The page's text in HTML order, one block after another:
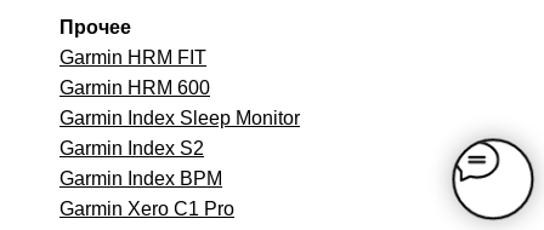
Прочее
Garmin HRM FIT
Garmin HRM 600
Garmin Index Sleep Monitor
Garmin Index S2
Garmin Index BPM
Garmin Xero C1 Pro